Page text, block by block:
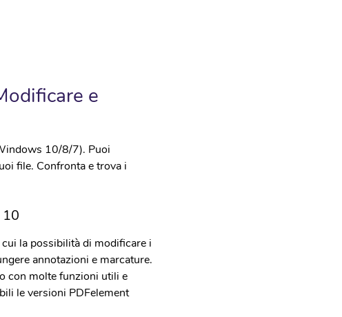
e
10/8/7). Puoi
file. Confronta e trova i
la possibilità di modificare i
annotazioni e marcature.
con molte funzioni utili e
le versioni PDFelement